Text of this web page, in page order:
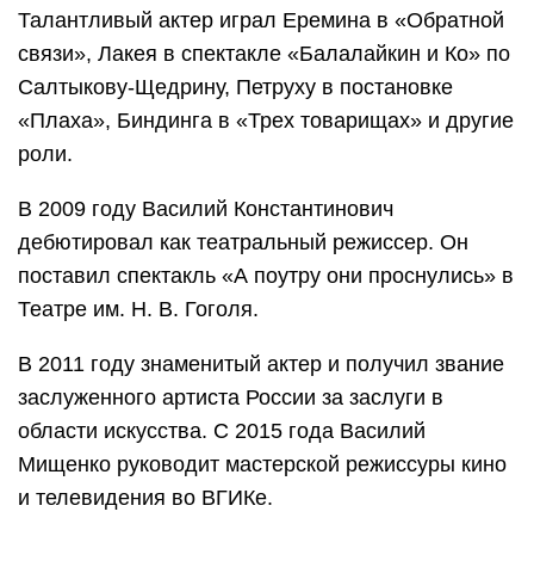
Талантливый актер играл Еремина в «Обратной
связи», Лакея в спектакле «Балалайкин и Ко» по
Салтыкову-Щедрину, Петруху в постановке
«Плаха», Биндинга в «Трех товарищах» и другие
роли.
В 2009 году Василий Константинович
дебютировал как театральный режиссер. Он
поставил спектакль «А поутру они проснулись» в
Театре им. Н. В. Гоголя.
В 2011 году знаменитый актер и получил звание
заслуженного артиста России за заслуги в
области искусства. С 2015 года Василий
Мищенко руководит мастерской режиссуры кино
и телевидения во ВГИКе.